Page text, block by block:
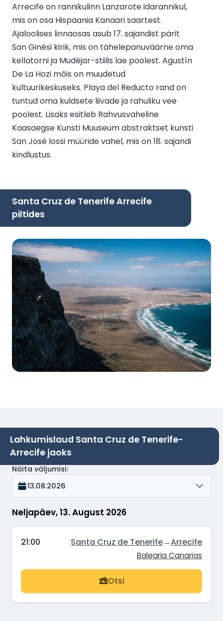
Arrecife on rannikulinn Lanzarote idarannikul,
mis on osa Hispaania Kanaari saartest.
Ajaloolises linnaosas asub 17. sajandist pärit
San Ginési kirik, mis on tähelepanuväärne oma
kellatorni ja Mudéjar-stiilis lae poolest. Agustín
De La Hozi mõis on muudetud
kultuurikeskuseks. Playa del Reducto rand on
tuntud oma kuldsete liivade ja rahuliku vee
poolest. Lisaks esitleb Rahvusvaheline
Kaasaegse Kunsti Muuseum abstraktset kunsti
San José lossi müüride vahel, mis on 18. sajandi
kindlustus.
Santa Cruz de Tenerife Arrecife
piltides
Lahkumislaud Santa Cruz de Tenerife-
Arrecife jaoks
Neljapäev, 13. August 2026
Näita väljumisi:
13.08.2026
21:00 Santa Cruz de Tenerife→Arrecife
Balearia Canarias
Otsi